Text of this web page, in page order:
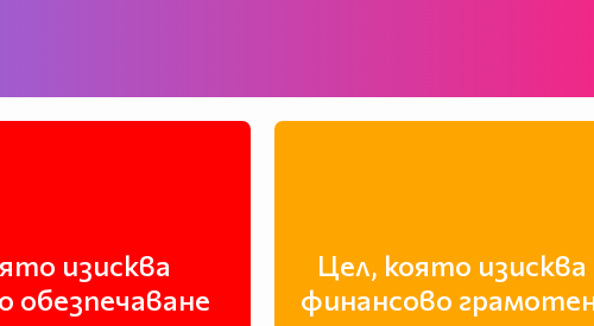
изисква
обезпечаване
Цел, която изисква
финансово